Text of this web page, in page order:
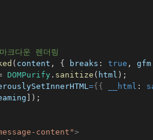
크다운 렌더링
( content , { breaks : true , gfm
DOMPurify . sanitize ( html ) ;
={{ __html :
] ) ;
content">